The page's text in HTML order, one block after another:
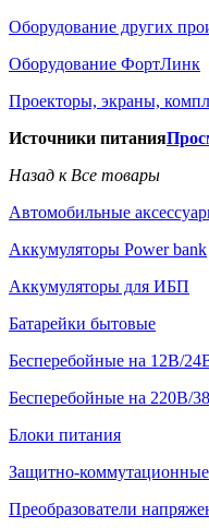
Оборудование других
Оборудование ФортЛинк
Проекторы, экраны,
Источники питания
Назад к Все товары
Автомобильные
Аккумуляторы Power bank
Аккумуляторы для ИБП
Батарейки бытовые
Бесперебойные на 12В/
Бесперебойные на 220В/
Блоки питания
Защитно-коммутационные
Преобразователи